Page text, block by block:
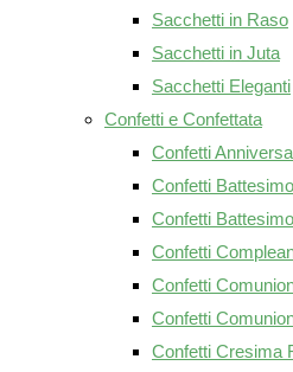
Sacchetti in Raso
Sacchetti in Juta
Sacchetti Eleganti
Confetti e Confettata
Confetti
Confetti
Confetti
Confetti
Confetti
Confetti
Confetti Cresima